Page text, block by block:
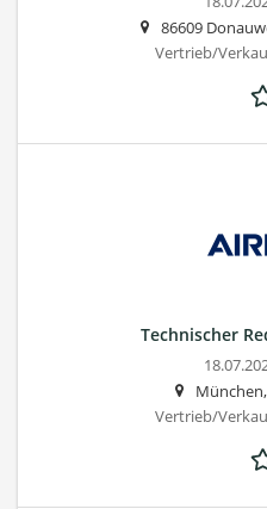
86609
Vertrieb/
Technischer
Vertrieb/